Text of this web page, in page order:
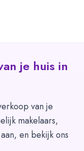
je huis in
van je
makelaars,
en bekijk ons